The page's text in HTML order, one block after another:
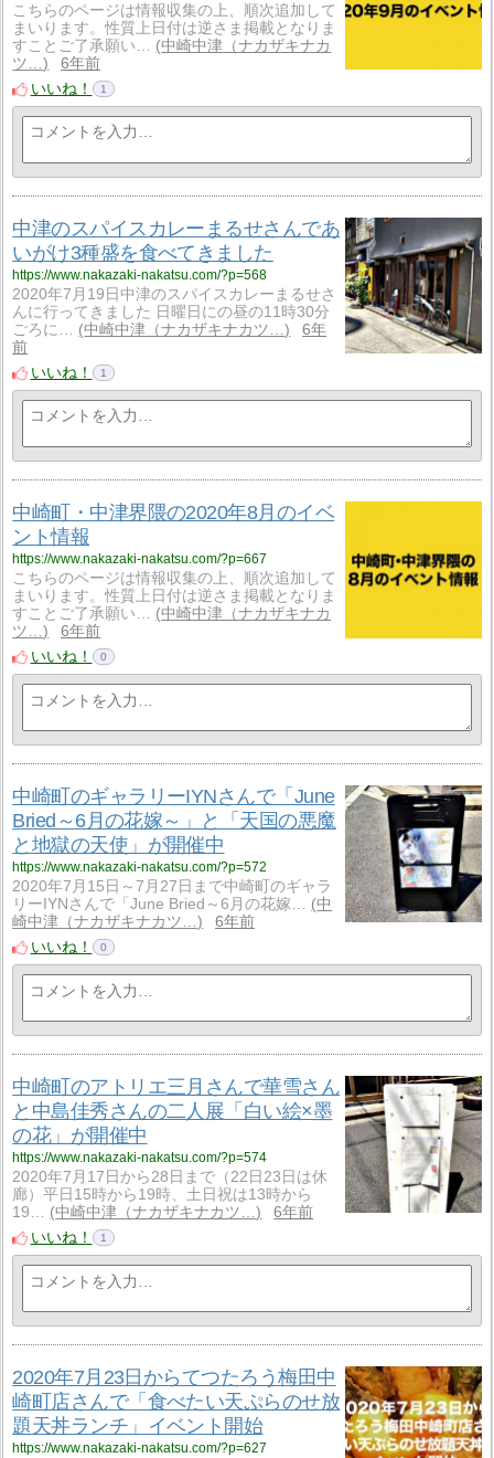
こちらのページは情報収集の上、順次追加して
まいります。性質上日付は逆さま掲載となりま
すことご了承願い…
中崎中津（ナカザキナカ
ツ…
6年前
いいね！
1
中津のスパイスカレーまるせさんであ
いがけ3種盛を食べてきました
https://www.nakazaki-nakatsu.com/?p=568
2020年7月19日中津のスパイスカレーまるせさ
んに行ってきました 日曜日にの昼の11時30分
ごろに…
中崎中津（ナカザキナカツ…
6年
前
いいね！
1
中崎町・中津界隈の2020年8月のイベ
ント情報
https://www.nakazaki-nakatsu.com/?p=667
こちらのページは情報収集の上、順次追加して
まいります。性質上日付は逆さま掲載となりま
すことご了承願い…
中崎中津（ナカザキナカ
ツ…
6年前
いいね！
0
中崎町のギャラリーIYNさんで「June
Bried～6月の花嫁～」と「天国の悪魔
と地獄の天使」が開催中
https://www.nakazaki-nakatsu.com/?p=572
2020年7月15日～7月27日まで中崎町のギャラ
リーIYNさんで「June Bried～6月の花嫁…
中
崎中津（ナカザキナカツ…
6年前
いいね！
0
中崎町のアトリエ三月さんで華雪さん
と中島佳秀さんの二人展「白い絵×墨
の花」が開催中
https://www.nakazaki-nakatsu.com/?p=574
2020年7月17日から28日まで（22日23日は休
廊）平日15時から19時、土日祝は13時から
19…
中崎中津（ナカザキナカツ…
6年前
いいね！
1
2020年7月23日からてつたろう梅田中
崎町店さんで「食べたい天ぷらのせ放
題天丼ランチ」イベント開始
https://www.nakazaki-nakatsu.com/?p=627